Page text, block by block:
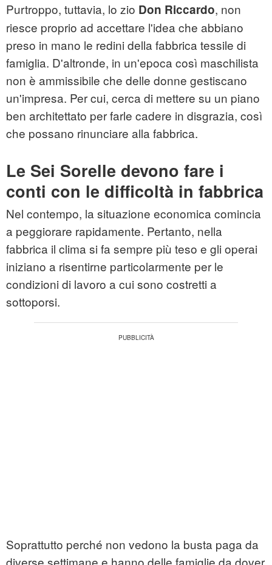
Purtroppo, tuttavia, lo zio Don Riccardo, non
riesce proprio ad accettare l'idea che abbiano
preso in mano le redini della fabbrica tessile di
famiglia. D'altronde, in un'epoca così maschilista
non è ammissibile che delle donne gestiscano
un'impresa. Per cui, cerca di mettere su un piano
ben architettato per farle cadere in disgrazia, così
che possano rinunciare alla fabbrica.
Le Sei Sorelle devono fare i
conti con le difficoltà in fabbrica
Nel contempo, la situazione economica comincia
a peggiorare rapidamente. Pertanto, nella
fabbrica il clima si fa sempre più teso e gli operai
iniziano a risentirne particolarmente per le
condizioni di lavoro a cui sono costretti a
sottoporsi.
Soprattutto perché non vedono la busta paga da